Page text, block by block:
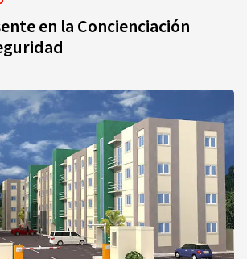
en la Concienciación